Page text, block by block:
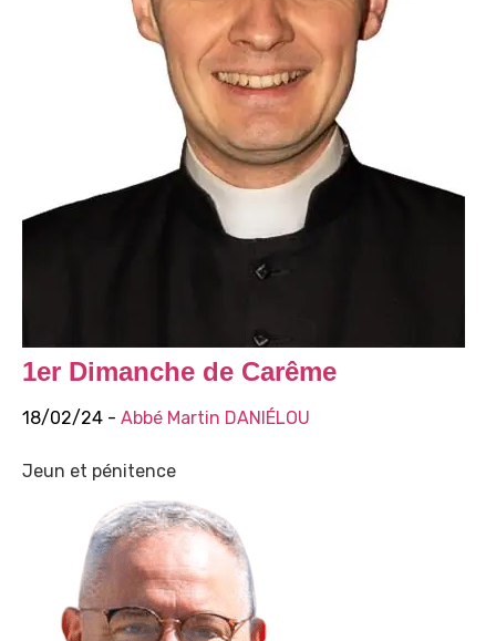
1er Dimanche de Carême
18/02/24 - Abbé Martin DANIÉLOU
Jeun et pénitence